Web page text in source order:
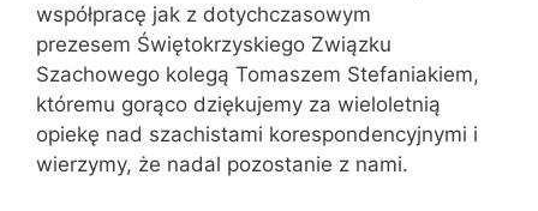
współpracę jak z dotychczasowym
prezesem Świętokrzyskiego Związku
Szachowego kolegą Tomaszem Stefaniakiem,
któremu gorąco dziękujemy za wieloletnią
opiekę nad szachistami korespondencyjnymi i
wierzymy, że nadal pozostanie z nami.